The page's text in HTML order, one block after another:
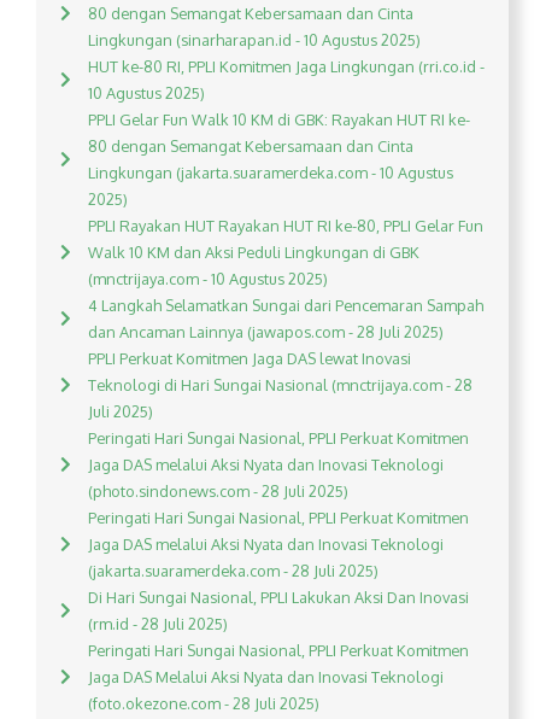
80 dengan Semangat Kebersamaan dan Cinta
Lingkungan (sinarharapan.id - 10 Agustus 2025)
HUT ke-80 RI, PPLI Komitmen Jaga Lingkungan (rri.co.id -
10 Agustus 2025)
PPLI Gelar Fun Walk 10 KM di GBK: Rayakan HUT RI ke-
80 dengan Semangat Kebersamaan dan Cinta
Lingkungan (jakarta.suaramerdeka.com - 10 Agustus
2025)
PPLI Rayakan HUT Rayakan HUT RI ke-80, PPLI Gelar Fun
Walk 10 KM dan Aksi Peduli Lingkungan di GBK
(mnctrijaya.com - 10 Agustus 2025)
4 Langkah Selamatkan Sungai dari Pencemaran Sampah
dan Ancaman Lainnya (jawapos.com - 28 Juli 2025)
PPLI Perkuat Komitmen Jaga DAS lewat Inovasi
Teknologi di Hari Sungai Nasional (mnctrijaya.com - 28
Juli 2025)
Peringati Hari Sungai Nasional, PPLI Perkuat Komitmen
Jaga DAS melalui Aksi Nyata dan Inovasi Teknologi
(photo.sindonews.com - 28 Juli 2025)
Peringati Hari Sungai Nasional, PPLI Perkuat Komitmen
Jaga DAS melalui Aksi Nyata dan Inovasi Teknologi
(jakarta.suaramerdeka.com - 28 Juli 2025)
Di Hari Sungai Nasional, PPLI Lakukan Aksi Dan Inovasi
(rm.id - 28 Juli 2025)
Peringati Hari Sungai Nasional, PPLI Perkuat Komitmen
Jaga DAS Melalui Aksi Nyata dan Inovasi Teknologi
(foto.okezone.com - 28 Juli 2025)